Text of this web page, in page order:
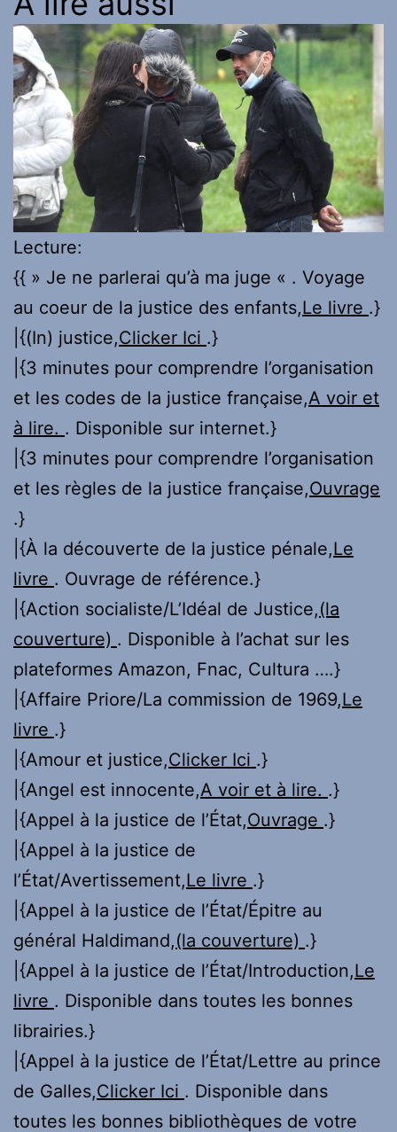
Lecture:
{{ » Je ne parlerai qu’à ma juge « . Voyage
au coeur de la justice des enfants,Le livre .}
|{(In) justice,Clicker Ici .}
|{3 minutes pour comprendre l’organisation
et les codes de la justice française,A voir et
à lire. . Disponible sur internet.}
|{3 minutes pour comprendre l’organisation
et les règles de la justice française,Ouvrage
.}
|{À la découverte de la justice pénale,Le
livre . Ouvrage de référence.}
|{Action socialiste/L’Idéal de Justice,(la
couverture) . Disponible à l’achat sur les
plateformes Amazon, Fnac, Cultura ….}
|{Affaire Priore/La commission de 1969,Le
livre .}
|{Amour et justice,Clicker Ici .}
|{Angel est innocente,A voir et à lire. .}
|{Appel à la justice de l’État,Ouvrage .}
|{Appel à la justice de
l’État/Avertissement,Le livre .}
|{Appel à la justice de l’État/Épitre au
général Haldimand,(la couverture) .}
|{Appel à la justice de l’État/Introduction,Le
livre . Disponible dans toutes les bonnes
librairies.}
|{Appel à la justice de l’État/Lettre au prince
de Galles,Clicker Ici . Disponible dans
toutes les bonnes bibliothèques de votre